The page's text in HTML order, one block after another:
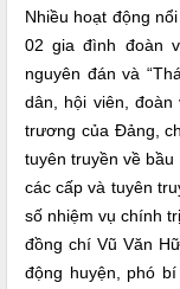
Nhiều hoạt động
02 gia đình đoàn
nguyên đán và
dân, hội viên,
trương của Đảng,
tuyên truyền về
các cấp và tuyên
số nhiệm vụ chính
đồng chí Vũ Văn
động huyện, phó